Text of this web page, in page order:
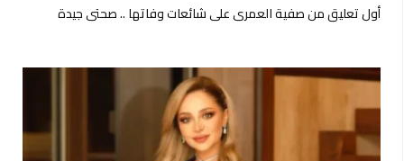
أول تعليق من صفية العمري على شائعات وفاتها .. صحتي جيدة